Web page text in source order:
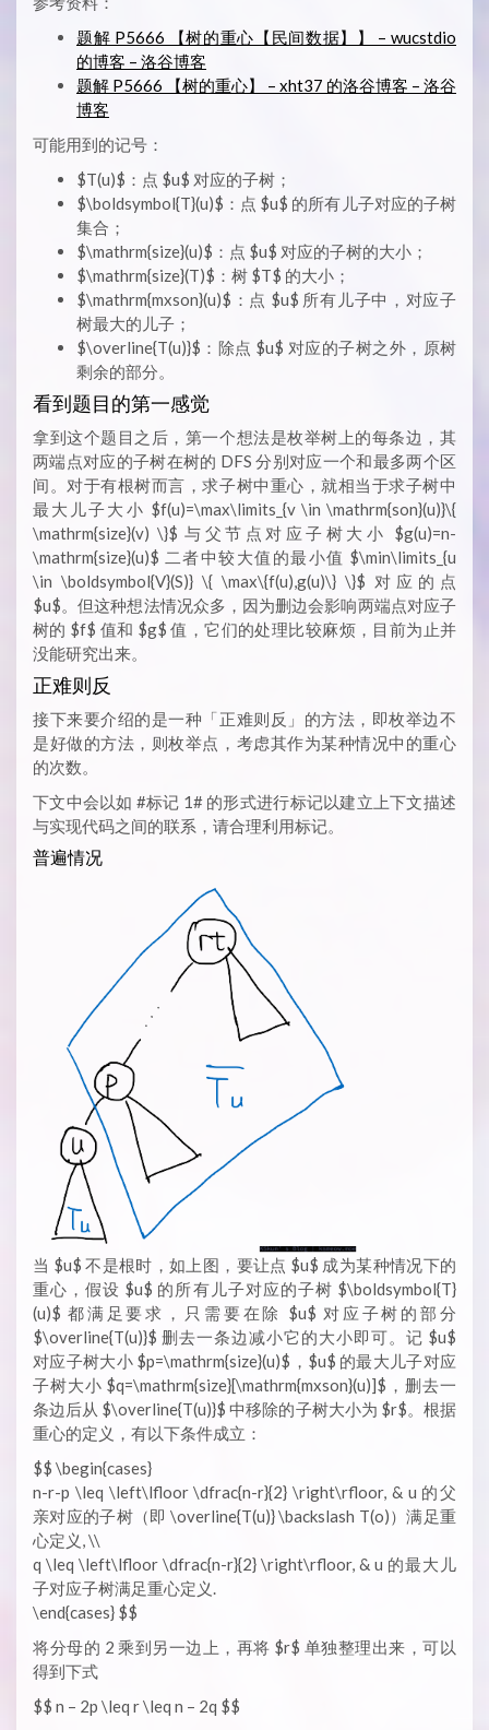
题解 P5666 【树的重心【民间数据】】 – wucstdio
的博客 – 洛谷博客
题解 P5666 【树的重心】 – xht37 的洛谷博客 – 洛谷
博客
可能用到的记号：
$T(u)$：点 $u$ 对应的子树；
$\boldsymbol{T}(u)$：点 $u$ 的所有儿子对应的子树
集合；
$\mathrm{size}(u)$：点 $u$ 对应的子树的大小；
$\mathrm{size}(T)$：树 $T$ 的大小；
$\mathrm{mxson}(u)$：点 $u$ 所有儿子中，对应子
树最大的儿子；
$\overline{T(u)}$：除点 $u$ 对应的子树之外，原树
剩余的部分。
看到题目的第一感觉
拿到这个题目之后，第一个想法是枚举树上的每条边，其
两端点对应的子树在树的 DFS 分别对应一个和最多两个区
间。对于有根树而言，求子树中重心，就相当于求子树中
最大儿子大小 $f(u)=\max\limits_{v \in \mathrm{son}(u)}\{
\mathrm{size}(v) \}$ 与父节点对应子树大小 $g(u)=n-
\mathrm{size}(u)$ 二者中较大值的最小值 $\min\limits_{u
\in \boldsymbol{V}(S)} \{ \max\{f(u),g(u)\} \}$ 对应的点
$u$。但这种想法情况众多，因为删边会影响两端点对应子
树的 $f$ 值和 $g$ 值，它们的处理比较麻烦，目前为止并
没能研究出来。
正难则反
接下来要介绍的是一种「正难则反」的方法，即枚举边不
是好做的方法，则枚举点，考虑其作为某种情况中的重心
的次数。
下文中会以如 #标记 1# 的形式进行标记以建立上下文描述
与实现代码之间的联系，请合理利用标记。
普遍情况
当 $u$ 不是根时，如上图，要让点 $u$ 成为某种情况下的
重心，假设 $u$ 的所有儿子对应的子树 $\boldsymbol{T}
(u)$ 都满足要求，只需要在除 $u$ 对应子树的部分
$\overline{T(u)}$ 删去一条边减小它的大小即可。记 $u$
对应子树大小 $p=\mathrm{size}(u)$，$u$ 的最大儿子对应
子树大小 $q=\mathrm{size}[\mathrm{mxson}(u)]$，删去一
条边后从 $\overline{T(u)}$ 中移除的子树大小为 $r$。根据
重心的定义，有以下条件成立：
$$ \begin{cases}
n-r-p \leq \left\lfloor \dfrac{n-r}{2} \right\rfloor, & u 的父
亲对应的子树（即 \overline{T(u)} \backslash T(o)）满足重
心定义, \\
q \leq \left\lfloor \dfrac{n-r}{2} \right\rfloor, & u 的最大儿
子对应子树满足重心定义.
\end{cases} $$
将分母的 2 乘到另一边上，再将 $r$ 单独整理出来，可以
得到下式
$$ n – 2p \leq r \leq n – 2q $$